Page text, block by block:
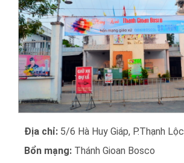
Địa chỉ: 5/6 Hà Huy Giáp, P.Thạnh Lộc
Bổn mạng: Thánh Gioan Bosco